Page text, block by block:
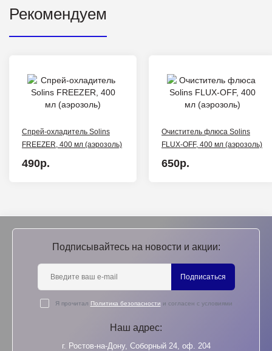
Рекомендуем
Спрей-охладитель Solins
FREEZER, 400 мл (аэрозоль)
490р.
Очиститель флюса Solins
FLUX-OFF, 400 мл (аэрозоль)
650р.
Подписывайтесь на новости и акции:
Подписаться
Я прочитал Политика безопасности и согласен с условиями
Наш адрес:
г. Ростов-на-Дону, Соборный 24, оф. 204